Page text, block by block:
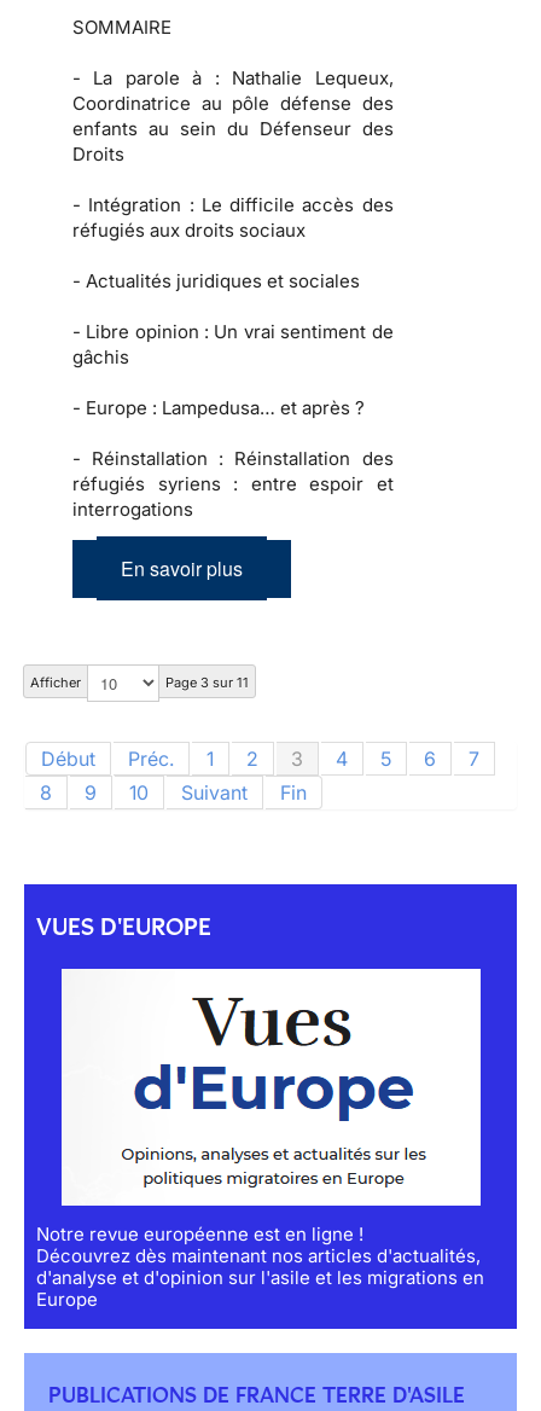
SOMMAIRE
- La parole à : Nathalie Lequeux,
Coordinatrice au pôle défense des
enfants au sein du Défenseur des
Droits
- Intégration : Le difficile accès des
réfugiés aux droits sociaux
- Actualités juridiques et sociales
- Libre opinion : Un vrai sentiment de
gâchis
- Europe : Lampedusa… et après ?
- Réinstallation : Réinstallation des
réfugiés syriens : entre espoir et
interrogations
En savoir plus
Afficher Page 3 sur 11
Début Préc. 1 2 3 4 5 6
7
8
9 10 Suivant Fin
VUES D'EUROPE
Notre revue européenne est en ligne !
Découvrez dès maintenant nos articles d'actualités,
d'analyse et d'opinion sur l'asile et les migrations en
Europe
PUBLICATIONS DE FRANCE TERRE D'ASILE